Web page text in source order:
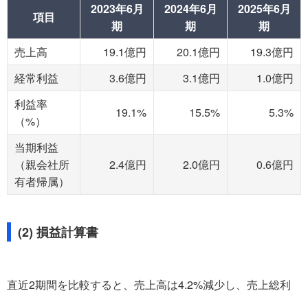
項目
2023年6月
期
2024年6月
期
2025年6月
期
売上高
19.1億円 20.1億円
19.3億円
経常利益
3.6億円 3.1億円
1.0億円
利益率
（%）
19.1% 15.5% 5.3%
当期利益
（親会社所
有者帰属）
2.4億円 2.0億円 0.6億円
(2) 損益計算書
直近2期間を比較すると、売上高は4.2%減少し、売上総利